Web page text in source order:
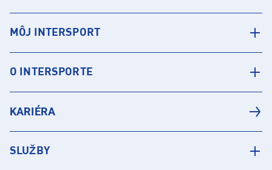
MÔJ INTERSPORT
O INTERSPORTE
KARIÉRA
SLUŽBY